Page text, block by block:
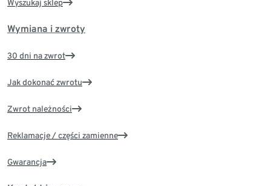
Wyszukaj sklep
Wymiana i zwroty
30 dni na zwrot
Jak dokonać zwrotu
Zwrot należności
Reklamacje / części zamienne
Gwarancja